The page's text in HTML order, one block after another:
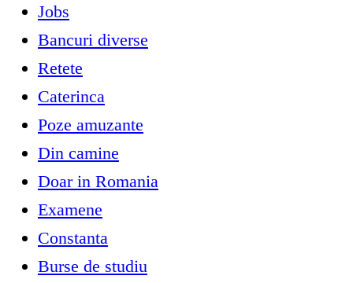
Jobs
Bancuri diverse
Retete
Caterinca
Poze amuzante
Din camine
Doar in Romania
Examene
Constanta
Burse de studiu